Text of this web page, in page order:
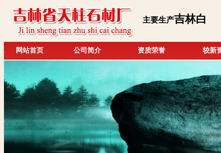
主要生产吉林白
网站首页 公司简介 资质荣誉 较新